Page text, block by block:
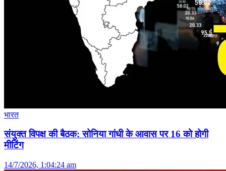
भारत
संयुक्त विपक्ष की बैठक: सोनिया गांधी के आवास पर 16 को होगी
मीटिंग
14/7/2026, 1:04:24 am